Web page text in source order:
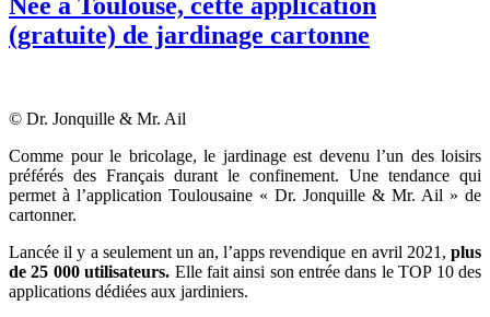
(gratuite) de jardinage cartonne
© Dr. Jonquille & Mr. Ail
Comme pour le bricolage, le jardinage est devenu l’un des loisirs
préférés des Français durant le confinement. Une tendance qui
permet à l’application Toulousaine « Dr. Jonquille & Mr. Ail » de
cartonner.
Lancée il y a seulement un an, l’apps revendique en avril 2021, plus
de 25 000 utilisateurs. Elle fait ainsi son entrée dans le TOP 10 des
applications dédiées aux jardiniers.